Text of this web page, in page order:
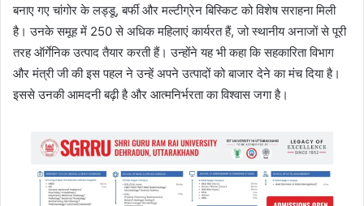
बनाए गए चांगोर के लड्डू, बर्फी और मल्टीग्रेन बिस्किट को विशेष सराहना मिली
है। उनके समूह में 250 से अधिक महिलाएं कार्यरत हैं, जो स्थानीय अनाजों से पूरी
तरह ऑर्गेनिक उत्पाद तैयार करती हैं। उन्होंने यह भी कहा कि सहकारिता विभाग
और मंत्री जी की इस पहल ने उन्हें अपने उत्पादों को बाजार देने का मंच दिया है।
इससे उनकी आमदनी बढ़ी है और आत्मनिर्भरता का विश्वास जगा है।